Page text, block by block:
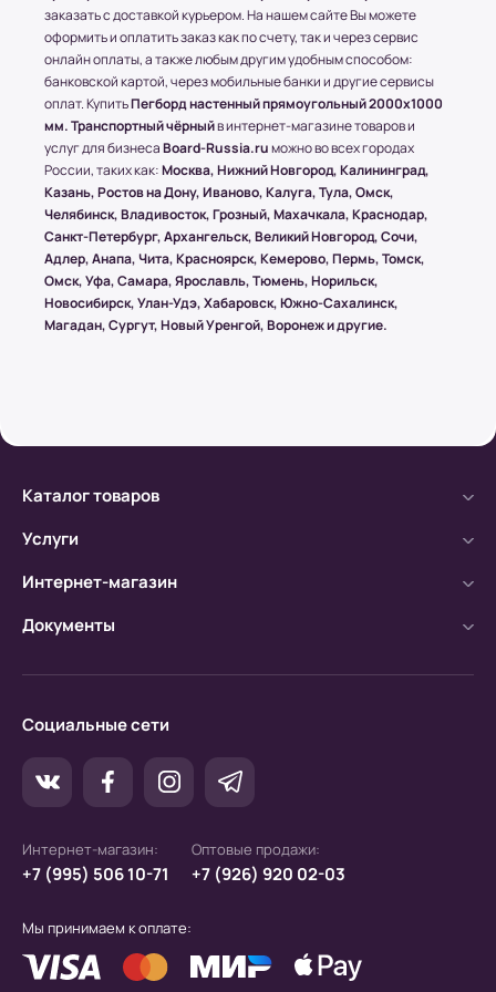
всего заказа не превышает 15 кг или размером
1500х1000 (мм.).
(!) Все товары защищены от внешнего
воздействия посредством специальной
упаковки.
Условия оплаты в интернет-
супермаркете Board-Russia.ru
Наличный расчет
Безналичный расчет
а) Оплата производится с помощью мобильного
банка.
заказать с доставкой курьером. На нашем сайте Вы можете
оформить и оплатить заказ как по счету, так и через сервис
онлайн оплаты, а также любым другим удобным способом:
банковской картой, через мобильные банки и другие сервисы
оплат. КупитьПегборд настенный прямоугольный 2000x1000
мм. Транспортный чёрныйв интернет-магазине товаров и
услуг для бизнесаBoard-Russia.ruможно во всех городах
России, таких как:Москва, Нижний Новгород, Калининград,
Казань, Ростов на Дону, Иваново, Калуга, Тула, Омск,
Челябинск, Владивосток, Грозный, Махачкала, Краснодар,
Санкт-Петербург, Архангельск, Великий Новгород, Сочи,
Адлер, Анапа, Чита, Красноярск, Кемерово, Пермь, Томск,
Омск, Уфа, Самара, Ярославль, Тюмень, Норильск,
Новосибирск, Улан-Удэ, Хабаровск, Южно-Сахалинск,
Магадан, Сургут, Новый Уренгой, Воронеж и другие.
Каталог товаров
Услуги
Интернет-магазин
Документы
Социальные сети
Интернет-магазин:
+7 (995) 506 10-71
Оптовые продажи:
+7 (926) 920 02-03
Мы принимаем к оплате: